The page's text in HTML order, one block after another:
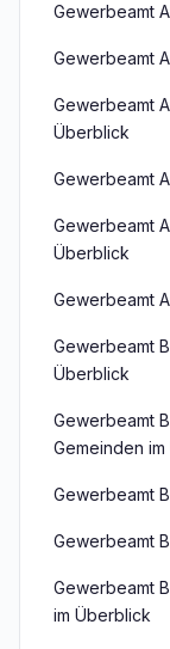
Gewerbeamt
Gewerbeamt
Gewerbeamt
Überblick
Gewerbeamt
Gewerbeamt
Überblick
Gewerbeamt
Gewerbeamt
Überblick
Gewerbeamt
Gemeinden
Gewerbeamt
Gewerbeamt
Gewerbeamt
im Überblick